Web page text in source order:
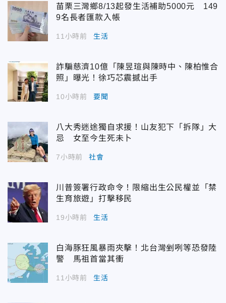
苗栗三灣鄉8/13起發生活補助5000元 149
9名長者匯款入帳
11小時前 生活
詐騙慈濟10億「陳昱瑄與陳時中、陳柏惟合
照」曝光！徐巧芯震撼出手
10小時前 要聞
八大秀迷途獨自求援！山友犯下「拆隊」大
忌 女至今生死未卜
7小時前 社會
川普簽署行政命令！限縮出生公民權並「禁
生育旅遊」打擊移民
19小時前 生活
白海豚狂風暴雨夾擊！北台灣剉咧等恐發陸
警 馬祖首當其衝
11小時前 生活